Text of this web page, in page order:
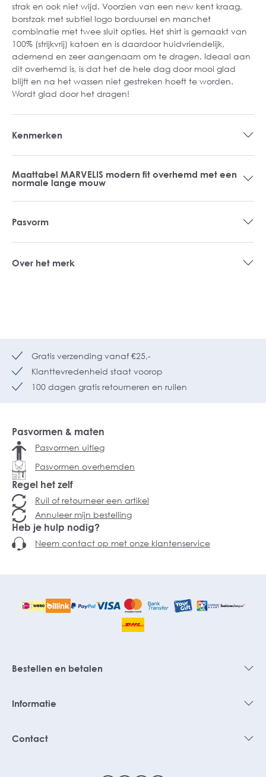
strak en ook niet wijd. Voorzien van een new kent kraag,
borstzak met subtiel logo borduursel en manchet
combinatie met twee sluit opties. Het shirt is gemaakt van
100% (strijkvrij) katoen en is daardoor huidvriendelijk,
ademend en zeer aangenaam om te dragen. Ideaal aan
dit overhemd is, is dat het de hele dag door mooi glad
blijft en na het wassen niet gestreken hoeft te worden.
Wordt glad door het dragen!
Kenmerken
Maattabel MARVELIS modern fit overhemd met een
normale lange mouw
Pasvorm
Over het merk
Gratis verzending vanaf €25,-
Klanttevredenheid staat voorop
100 dagen gratis retourneren en ruilen
Pasvormen & maten
Pasvormen uitleg
Pasvormen overhemden
Regel het zelf
Ruil of retourneer een artikel
Annuleer mijn bestelling
Heb je hulp nodig?
Neem contact op met onze klantenservice
Bestellen en betalen
Informatie
Contact